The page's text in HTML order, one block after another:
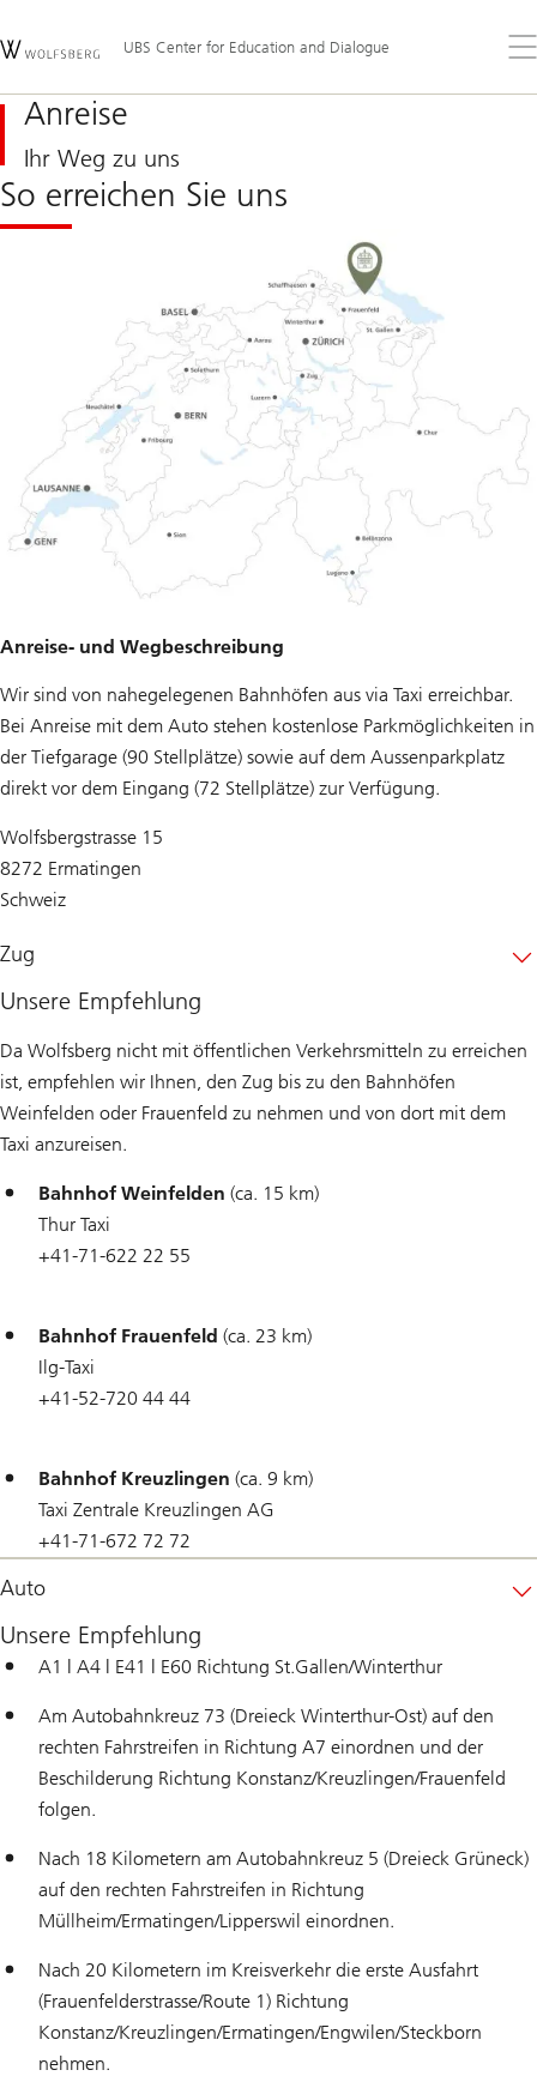
Area
UBS Center for Education and Dialogue
Sie
Anreise
Ihr Weg zu uns
So erreichen Sie uns
Anreise- und Wegbeschreibung
Wir sind von nahegelegenen Bahnhöfen aus via Taxi erreichbar.
Bei Anreise mit dem Auto stehen kostenlose Parkmöglichkeiten in
der Tiefgarage (90 Stellplätze) sowie auf dem Aussenparkplatz
direkt vor dem Eingang (72 Stellplätze) zur Verfügung.
Wolfsbergstrasse 15
8272 Ermatingen
Schweiz
Zug
Unsere Empfehlung
Da Wolfsberg nicht mit öffentlichen Verkehrsmitteln zu erreichen
ist, empfehlen wir Ihnen, den Zug bis zu den Bahnhöfen
Weinfelden oder Frauenfeld zu nehmen und von dort mit dem
Taxi anzureisen.
Bahnhof Weinfelden (ca. 15 km)
Thur Taxi
+41-71-622 22 55
Bahnhof Frauenfeld (ca. 23 km)
Ilg-Taxi
+41-52-720 44 44
Bahnhof Kreuzlingen (ca. 9 km)
Taxi Zentrale Kreuzlingen AG
+41-71-672 72 72
Auto
Unsere Empfehlung
A1 | A4 | E41 | E60 Richtung St.Gallen/Winterthur
Am Autobahnkreuz 73 (Dreieck Winterthur-Ost) auf den
rechten Fahrstreifen in Richtung A7 einordnen und der
Beschilderung Richtung Konstanz/Kreuzlingen/Frauenfeld
folgen.
Nach 18 Kilometern am Autobahnkreuz 5 (Dreieck Grüneck)
auf den rechten Fahrstreifen in Richtung
Müllheim/Ermatingen/Lipperswil einordnen.
Nach 20 Kilometern im Kreisverkehr die erste Ausfahrt
(Frauenfelderstrasse/Route 1) Richtung
Konstanz/Kreuzlingen/Ermatingen/Engwilen/Steckborn
nehmen.